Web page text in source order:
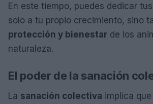
En este tiempo, puedes dedicar
solo a tu propio crecimiento, sino
protección y bienestar de los
naturaleza.
El poder de la sanación
La sanación colectiva implica